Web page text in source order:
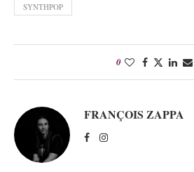
SYNTHPOP
0
FRANÇOIS ZAPPA